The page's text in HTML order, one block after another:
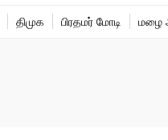
வணிகம்
திமுக பிரதமர் மோடி மழை